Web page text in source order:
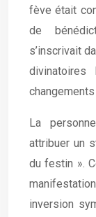
fève était
de
s’inscrivait
La
attribuer un
du festin ».
inversion